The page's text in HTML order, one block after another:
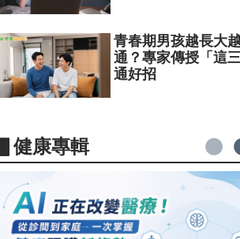
青春期男孩越長大
通？專家傳授「這
通好招
▋健康專輯